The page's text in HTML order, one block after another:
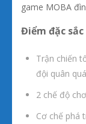
game MOBA
Điểm đặc
Trận chiến
đội quân
2 chế độ
Cơ chế phá